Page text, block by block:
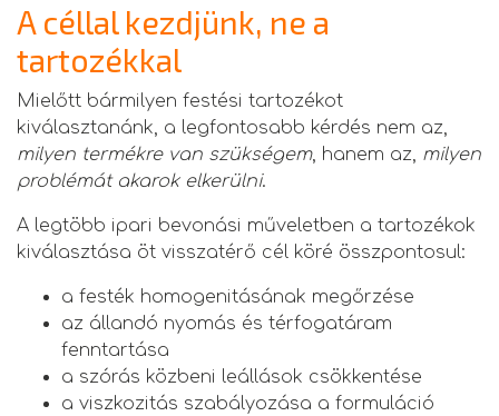
A céllal kezdjünk, ne a
tartozékkal
Mielőtt bármilyen festési tartozékot
kiválasztanánk, a legfontosabb kérdés nem az,
milyen termékre van szükségem, hanem az, milyen
problémát akarok elkerülni.
A legtöbb ipari bevonási műveletben a tartozékok
kiválasztása öt visszatérő cél köré összpontosul:
a festék homogenitásának megőrzése
az állandó nyomás és térfogatáram
fenntartása
a szórás közbeni leállások csökkentése
a viszkozitás szabályozása a formuláció